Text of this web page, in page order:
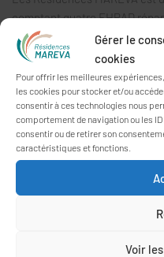
Gérer le
cookies
Pour offrir les meilleures
les cookies pour stocker et/ou
consentir à ces technologies nous
comportement de navigation ou les
consentir ou de retirer son
caractéristiques et fonctions.
Voir
comptant quatre EHPAD
Morbihan.
Ces structures à taille
et sont concentrées sur le
accueillies.